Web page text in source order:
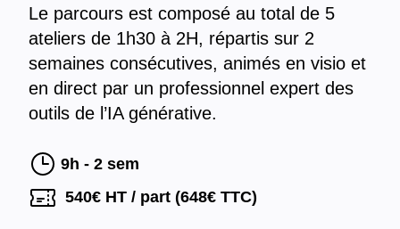
Le parcours est composé au total de 5
ateliers de 1h30 à 2H, répartis sur 2
semaines consécutives, animés en visio et
en direct par un professionnel expert des
outils de l’IA générative.
9h - 2 sem
540€ HT / part (648€ TTC)